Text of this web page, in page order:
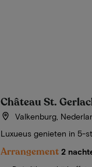
Château St.
Valkenburg,
Luxueus genieten in 5-
Arrangement 2